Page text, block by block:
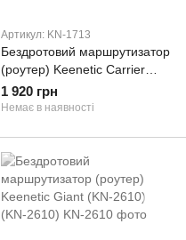
Артикул: KN-1713
Бездротовий маршрутизатор
(роутер) Keenetic Carrier
(KN-1713)
1 920 грн
Немає в наявності